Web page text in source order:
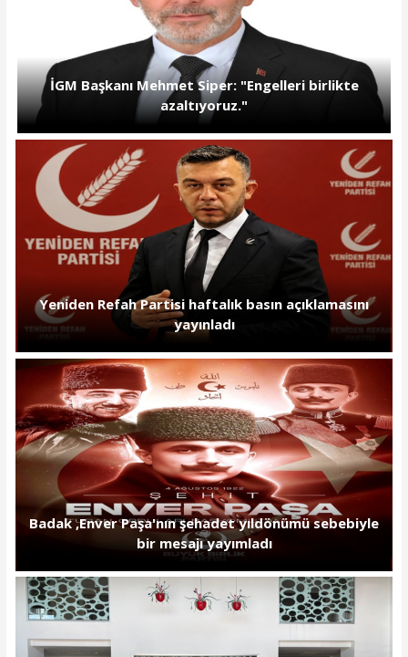
İGM Başkanı Mehmet Siper: "Engelleri birlikte
azaltıyoruz."
Yeniden Refah Partisi haftalık basın açıklamasını
yayınladı
Badak ,Enver Paşa'nın şehadet yıldönümü sebebiyle
bir mesajı yayımladı